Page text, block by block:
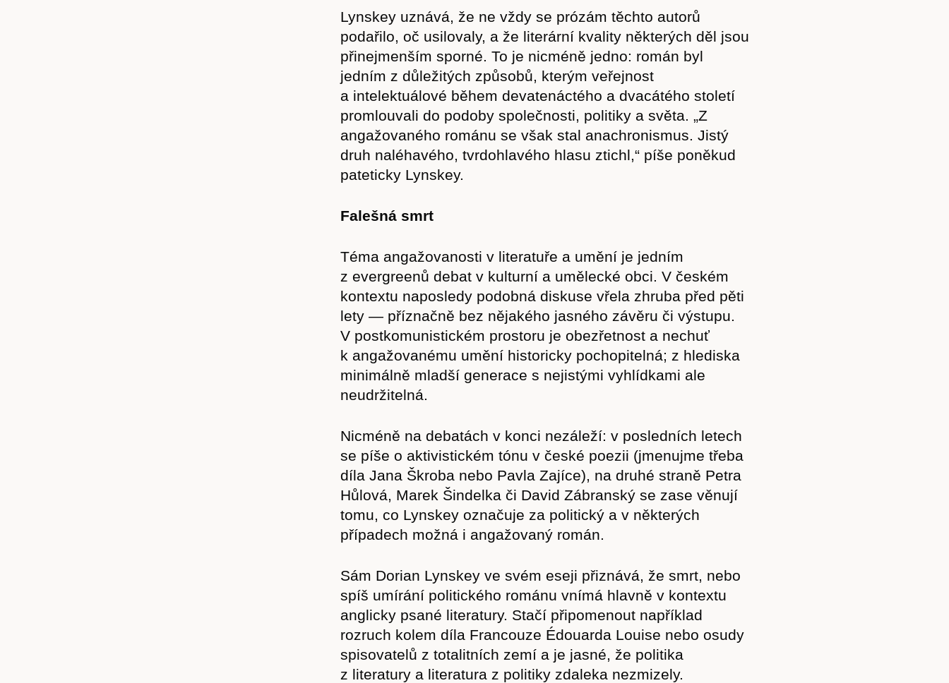
Časopis
Hostcast
Obchod
Lynskey uznává, že ne vždy se prózám těchto autorů
podařilo, oč usilovaly, a že literární kvality některých děl jsou
přinejmenším sporné. To je nicméně jedno: román byl
jedním z důležitých způsobů, kterým veřejnost
a intelektuálové během devatenáctého a dvacátého století
promlouvali do podoby společnosti, politiky a světa. „Z
angažovaného románu se však stal anachronismus. Jistý
druh naléhavého, tvrdohlavého hlasu ztichl,“ píše poněkud
pateticky Lynskey.
Falešná smrt
Téma angažovanosti v literatuře a umění je jedním
z evergreenů debat v kulturní a umělecké obci. V českém
kontextu naposledy podobná diskuse vřela zhruba před pěti
lety — příznačně bez nějakého jasného závěru či výstupu.
V postkomunistickém prostoru je obezřetnost a nechuť
k angažovanému umění historicky pochopitelná; z hlediska
minimálně mladší generace s nejistými vyhlídkami ale
neudržitelná.
Nicméně na debatách v konci nezáleží: v posledních letech
se píše o aktivistickém tónu v české poezii (jmenujme třeba
díla Jana Škroba nebo Pavla Zajíce), na druhé straně Petra
Hůlová, Marek Šindelka či David Zábranský se zase věnují
tomu, co Lynskey označuje za politický a v některých
případech možná i angažovaný román.
Sám Dorian Lynskey ve svém eseji přiznává, že smrt, nebo
spíš umírání politického románu vnímá hlavně v kontextu
anglicky psané literatury. Stačí připomenout například
rozruch kolem díla Francouze Édouarda Louise nebo osudy
spisovatelů z totalitních zemí a je jasné, že politika
z literatury a literatura z politiky zdaleka nezmizely.